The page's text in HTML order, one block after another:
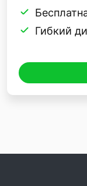
Гибкий